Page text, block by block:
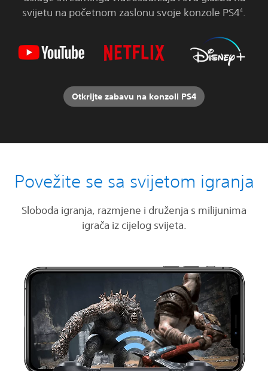
svijetu na početnom zaslonu svoje konzole PS44.
Otkrijte zabavu na konzoli PS4
Povežite se sa svijetom igranja
Sloboda igranja, razmjene i druženja s milijunima
igrača iz cijelog svijeta.